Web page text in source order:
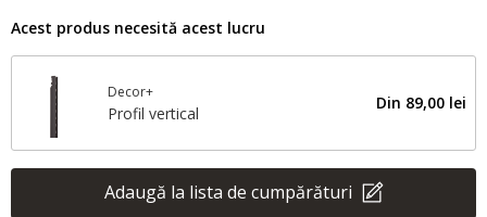
Acest produs necesită acest lucru
Decor+
Profil vertical
Din 89,00 lei
Adaugă la lista de cumpărături